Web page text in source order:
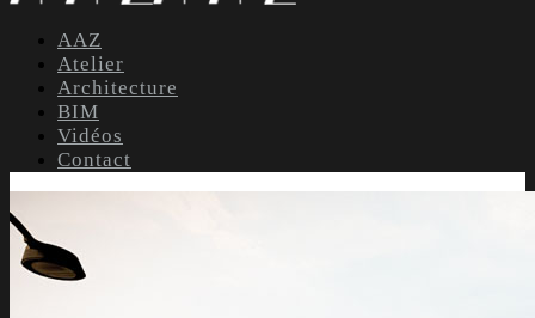
AAZ
Atelier
Architecture
BIM
Vidéos
Contact